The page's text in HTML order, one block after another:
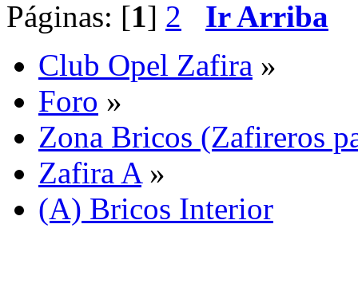
Páginas: [1] 2
Ir Arriba
Club Opel Zafira »
Foro »
Zona Bricos (Zafireros
Zafira A»
(A) Bricos Interior